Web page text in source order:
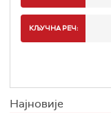
КЉУЧНА РЕЧ:
Најновије